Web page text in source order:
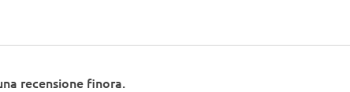
recensione finora.